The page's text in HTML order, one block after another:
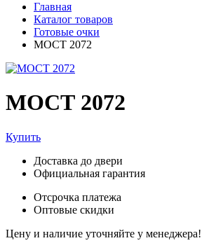
Главная
Каталог товаров
Готовые очки
МОСТ 2072
МОСТ 2072
Купить
Доставка до двери
Официальная гарантия
Отсрочка платежа
Оптовые скидки
Цену и наличие уточняйте у менеджера!